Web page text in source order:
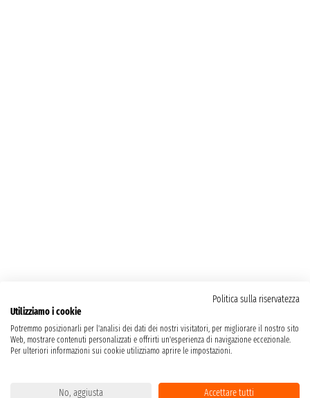
Politica sulla riservatezza
Utilizziamo i cookie
Potremmo posizionarli per l'analisi dei dati dei nostri visitatori, per migliorare il nostro sito
Web, mostrare contenuti personalizzati e offrirti un'esperienza di navigazione eccezionale.
Per ulteriori informazioni sui cookie utilizziamo aprire le impostazioni.
No, aggiusta Accettare tutti